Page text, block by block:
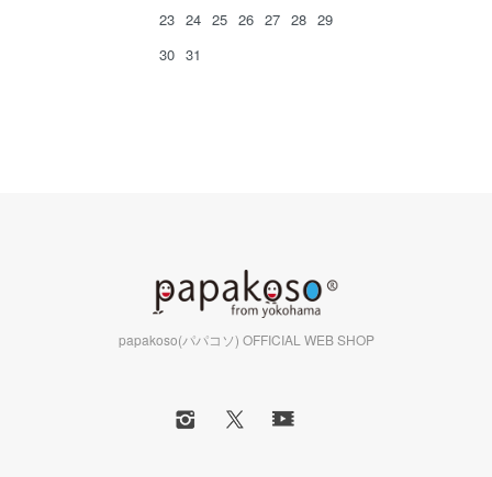
23 24 25 26 27 28 29
30 31
papakoso(パパコソ) OFFICIAL WEB SHOP